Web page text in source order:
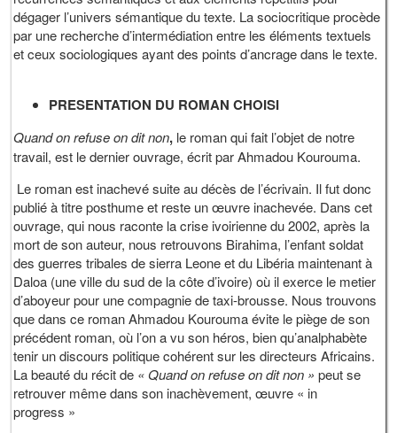
dégager l’univers sémantique du texte. La sociocritique procède
par une recherche d’intermédiation entre les éléments textuels
et ceux sociologiques ayant des points d’ancrage dans le texte.
PRESENTATION DU ROMAN CHOISI
Quand on refuse on dit non, le roman qui fait l’objet de notre
travail, est le dernier ouvrage, écrit par Ahmadou Kourouma.
Le roman est inachevé suite au décès de l’écrivain. Il fut donc
publié à titre posthume et reste un œuvre inachevée. Dans cet
ouvrage, qui nous raconte la crise ivoirienne du 2002, après la
mort de son auteur, nous retrouvons Birahima, l’enfant soldat
des guerres tribales de sierra Leone et du Libéria maintenant à
Daloa (une ville du sud de la côte d’ivoire) où il exerce le metier
d’aboyeur pour une compagnie de taxi-brousse. Nous trouvons
que dans ce roman Ahmadou Kourouma évite le piège de son
précédent roman, où l’on a vu son héros, bien qu’analphabète
tenir un discours politique cohérent sur les directeurs Africains.
La beauté du récit de « Quand on refuse on dit non »peut se
retrouver même dans son inachèvement, œuvre « in
progress »